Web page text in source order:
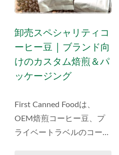
卸売スペシャリティコ
ーヒー豆 | ブランド向
けのカスタム焙煎＆パ
ッケージング
First Canned Foodは、
OEM焙煎コーヒー豆、プ
ライベートラベルのコーヒ